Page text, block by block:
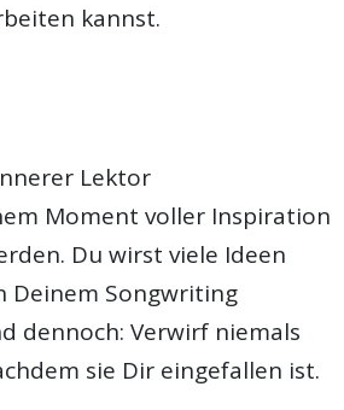
kannst.
Lektor
Moment voller Inspiration
Du wirst viele Ideen
Deinem Songwriting
dennoch: Verwirf niemals
sie Dir eingefallen ist.